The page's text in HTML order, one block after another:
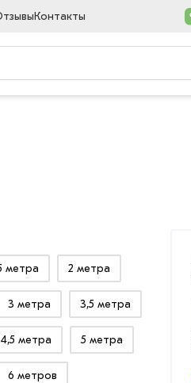
Контакты
метра 2 метра
3 метра 3,5 метра
4,5 метра 5 метра
6 метров